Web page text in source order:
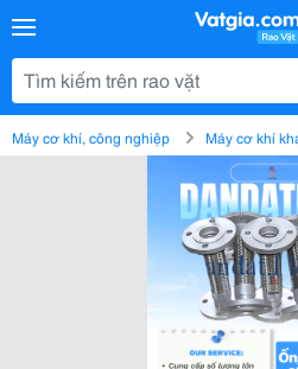
Máy cơ khí, công nghiệp Máy cơ khí